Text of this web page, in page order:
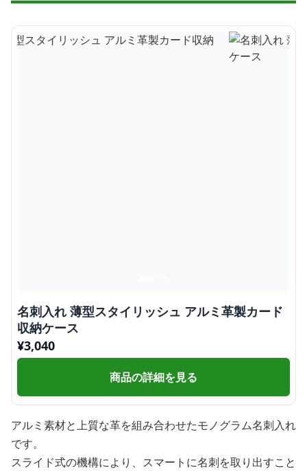
名刺入れ 薄型スタイリッシュ アルミ革製カード
収納ケース
¥3,040
商品の詳細を見る
アルミ素材と上質な革を組み合わせたモノグラム名刺入れ
です。
スライド式の機構により、スマートに名刺を取り出すこと